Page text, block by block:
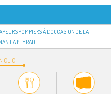
POMPIERS À L’OCCASION DE LA
LA PEYRADE
CLIC